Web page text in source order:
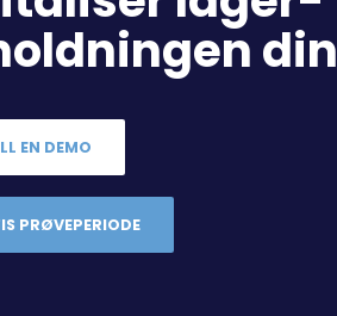
din
EN DEMO
PRØVEPERIODE